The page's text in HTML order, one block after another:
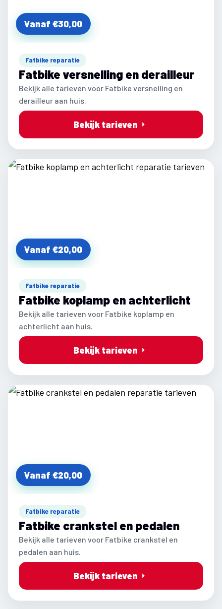
Vanaf €30,00
Fatbike reparatie
Fatbike versnelling en derailleur
Bekijk alle tarieven voor Fatbike versnelling en
derailleur aan huis.
Bekijk tarieven
Vanaf €20,00
Fatbike reparatie
Fatbike koplamp en achterlicht
Bekijk alle tarieven voor Fatbike koplamp en
achterlicht aan huis.
Bekijk tarieven
Vanaf €20,00
Fatbike reparatie
Fatbike crankstel en pedalen
Bekijk alle tarieven voor Fatbike crankstel en
pedalen aan huis.
Bekijk tarieven